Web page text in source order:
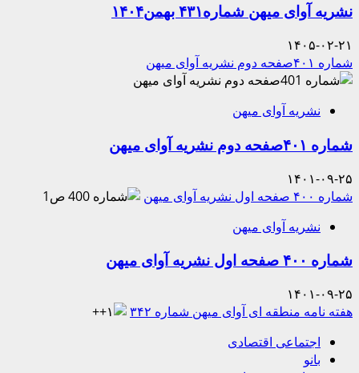
نشریه آوای میهن شماره۴۳۱ بهمن۱۴۰۴
۱۴۰۵-۰۲-۲۱
شماره ۴۰۱صفحه دوم نشریه آوای میهن
نشریه آوای میهن
شماره ۴۰۱صفحه دوم نشریه آوای میهن
۱۴۰۱-۰۹-۲۵
شماره ۴۰۰ صفحه اول نشریه آوای میهن
نشریه آوای میهن
شماره ۴۰۰ صفحه اول نشریه آوای میهن
۱۴۰۱-۰۹-۲۵
هفته نامه منطقه ای آوای میهن شماره ۳۴۲
اجتماعی اقتصادی
بانو